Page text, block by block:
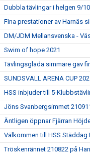
Dubbla tävlingar i helgen 9/
Fina prestationer av Harnäs
DM/JDM Mellansvenska -
Swim of hope 2021
Tävlingsglada simmare gav
SUNDSVALL ARENA CUP
HSS inbjuder till 5-
Jöns Svanbergsimmet
Äntligen öppnar Fjärran
Välkommen till HSS
Tröskenrännet 210822 på